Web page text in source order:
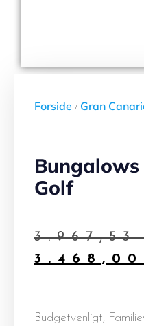
Forside / Gran
Bungalows
Golf
Budgetvenligt,